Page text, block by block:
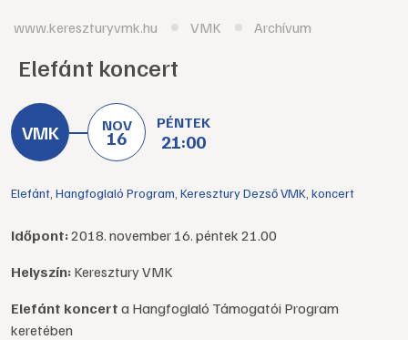
www.kereszturyvmk.hu VMK Archívum
Elefánt koncert
NOV
16
PÉNTEK
21:00
Elefánt Hangfoglaló Program Keresztury Dezső VMK koncert
Időpont:2018. november 16. péntek 21.00
Helyszín: Keresztury VMK
Elefánt koncert a Hangfoglaló Támogatói Program
keretében